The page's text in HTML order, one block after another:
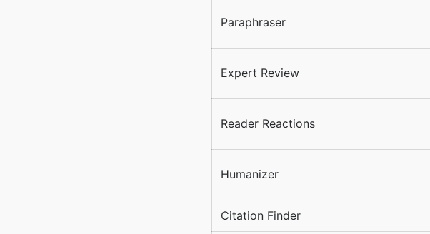
Paraphraser
Expert Review
Reader Reactions
Humanizer
Citation Finder